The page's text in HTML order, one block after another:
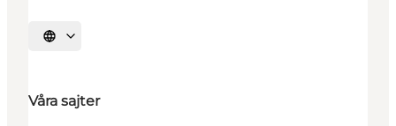
Välj språk
Våra sajter